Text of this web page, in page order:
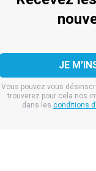
Vous pouvez vous
trouverez pour cela nos
dans les conditions